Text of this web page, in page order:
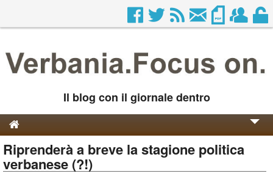
Il blog con il giornale dentro
Genesi e Storia
Contatti
Riprenderà a breve la stagione politica
verbanese (?!)